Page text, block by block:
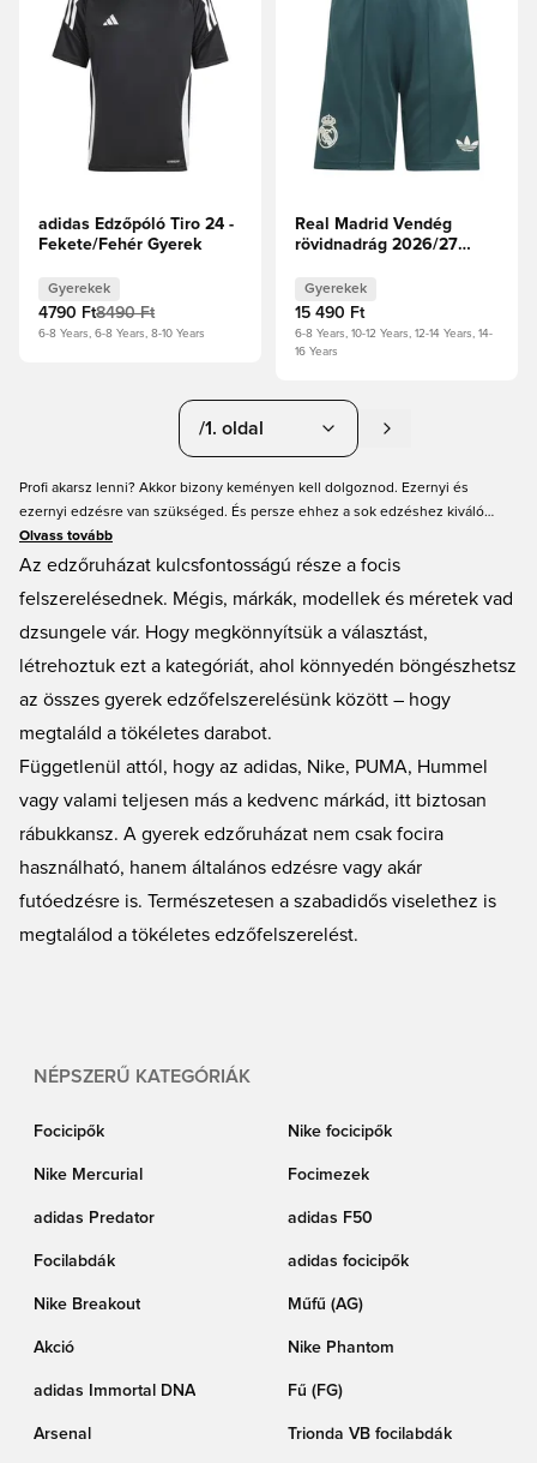
adidas Edzőpóló Tiro 24 -
Fekete/Fehér Gyerek
Gyerekek
4790 Ft8490 Ft
6-8 Years, 6-8 Years, 8-10 Years
Real Madrid Vendég
rövidnadrág 2026/27
Gyerekek
15 490 Ft
6-8 Years, 10-12 Years, 12-14 Years, 14-
16 Years
/1. oldal
Profi akarsz lenni? Akkor bizony keményen kell dolgoznod. Ezernyi és
ezernyi edzésre van szükséged. És persze ehhez a sok edzéshez kiváló
edzőfelszerelésre is szükséged van. A Unisportnál minden szükséges
felszerelést megtalálsz azoknak a gyerekeknek, akik a következő Messivé
adidas, Nike és PUMA márkáktól. Rengeteg színben és méretben, így
biztosan találsz magadnak valót. A Unisport mindig kedvező árakat kínál és
gyorsan szállít.
Olvass tovább
Az edzőruházat kulcsfontosságú része a focis
felszerelésednek. Mégis, márkák, modellek és méretek vad
dzsungele vár. Hogy megkönnyítsük a választást,
létrehoztuk ezt a kategóriát, ahol könnyedén böngészhetsz
az összes gyerek edzőfelszerelésünk között – hogy
megtaláld a tökéletes darabot.
Függetlenül attól, hogy az adidas, Nike, PUMA, Hummel
vagy valami teljesen más a kedvenc márkád, itt biztosan
rábukkansz. A gyerek edzőruházat nem csak focira
használható, hanem általános edzésre vagy akár
futóedzésre is. Természetesen a szabadidős viselethez is
megtalálod a tökéletes edzőfelszerelést.
NÉPSZERŰ KATEGÓRIÁK
Focicipők Nike focicipők
Nike Mercurial Focimezek
adidas Predator adidas F50
Focilabdák adidas focicipők
Nike Breakout Műfű (AG)
Akció Nike Phantom
adidas Immortal DNA Fű (FG)
Arsenal Trionda VB focilabdák